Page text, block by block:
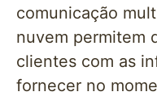
comunicação
nuvem permitem
clientes com as
fornecer no